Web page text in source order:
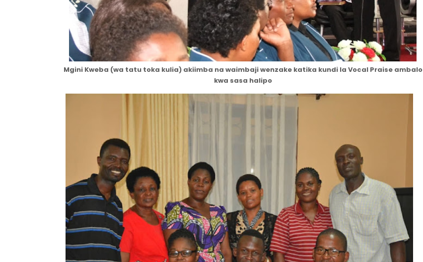
Mgini Kweba (wa tatu toka kulia) akiimba na waimbaji wenzake katika kundi la Vocal Praise ambalo
kwa sasa halipo